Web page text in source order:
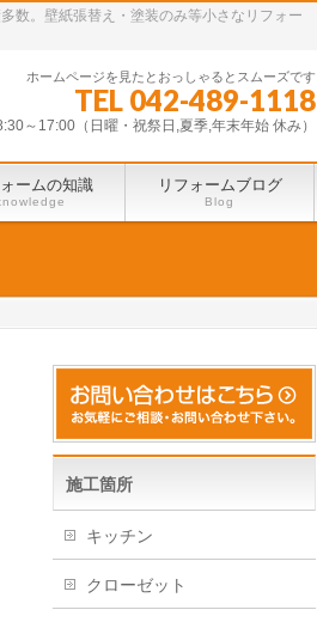
数。壁紙張替え・塗装のみ等小さなリフォー
ホームページを見たとおっしゃるとスムーズです
TEL 042-489-1118
～17:00（日曜・祝祭日,夏季,年末年始 休み）
ームの知識 リフォームブログ
Blog
施工箇所
キッチン
クローゼット